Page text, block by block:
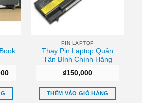
Giá
tại
₫950,000.
PIN LAPTOP
Thay Pin Laptop Quận
Tân Bình Chính Hãng
₫150,000
THÊM VÀO GIỎ HÀNG